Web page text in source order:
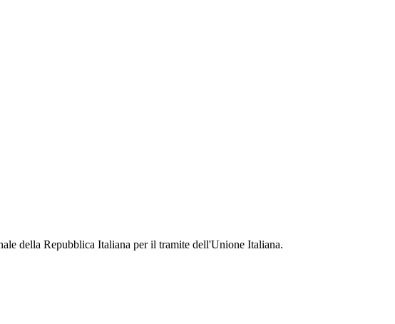
della Repubblica Italiana per il tramite dell'Unione Italiana.